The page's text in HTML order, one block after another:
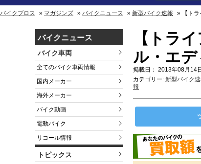
バイクブロス マガジンズ バイクニュース 新型バイク速報 【ト
バイクニュース
バイク車両
全てのバイク車両情報
国内メーカー
海外メーカー
バイク動画
電動バイク
リコール情報
トピックス
【トラ
ル・エ
掲載日： 2013年08月14
カテゴリー: 新型バイク
報